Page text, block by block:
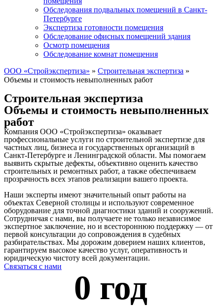
Обследования подвальных помещений в Санкт-
Петербурге
Экспертиза готовности помещения
Обследование офисных помещений здания
Осмотр помещения
Обследование комнат помещения
ООО «Стройэкспертиза» » Строительная экспертиза »
Объемы и стоимость невыполненных работ
Строительная экспертиза
Объемы и стоимость невыполненных
работ
Компания ООО «Стройэкспертиза» оказывает
профессиональные услуги по строительной экспертизе для
частных лиц, бизнеса и государственных организаций в
Санкт-Петербурге и Ленинградской области. Мы помогаем
выявить скрытые дефекты, объективно оценить качество
строительных и ремонтных работ, а также обеспечиваем
прозрачность всех этапов реализации вашего проекта.
Наши эксперты имеют значительный опыт работы на
объектах Северной столицы и используют современное
оборудование для точной диагностики зданий и сооружений.
Сотрудничая с нами, вы получаете не только независимое
экспертное заключение, но и всестороннюю поддержку — от
первой консультации до сопровождения в судебных
разбирательствах. Мы дорожим доверием наших клиентов,
гарантируем высокое качество услуг, оперативность и
юридическую чистоту всей документации.
Связаться с нами
0 год